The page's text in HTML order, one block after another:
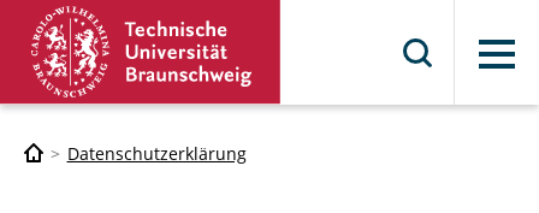
Menü
Datenschutzerklärung